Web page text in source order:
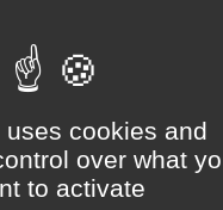
cookies and
over what
to activate
avoir lu laPolitique de